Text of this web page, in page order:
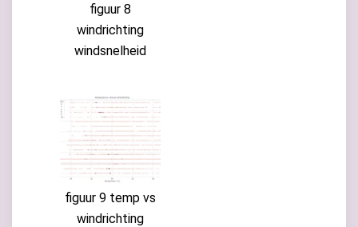
figuur 8
windrichting
windsnelheid
figuur 9 temp vs
windrichting